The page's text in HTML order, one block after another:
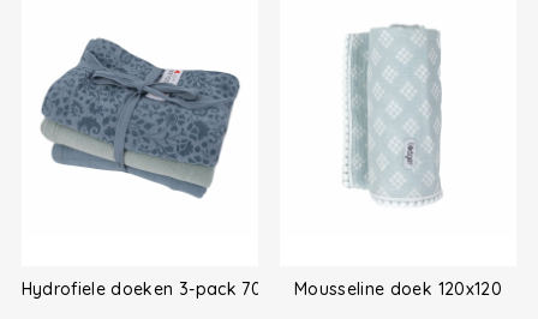
Hydrofiele doeken 3-pack 70x70 Mousseline doek 120x120